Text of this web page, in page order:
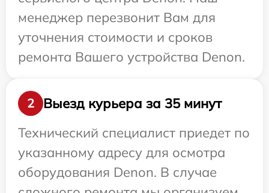
менеджер перезвонит Вам для
уточнения стоимости и сроков
ремонта Вашего устройства Denon.
2
Выезд курьера за 35 минут
Технический специалист приедет по
указанному адресу для осмотра
оборудования Denon. В случае